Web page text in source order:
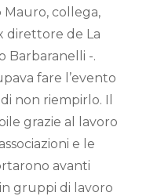
Mauro, collega,
direttore de La
Barbaranelli -.
fare l’evento
non riempirlo. Il
grazie al lavoro
e le
avanti
gruppi di lavoro